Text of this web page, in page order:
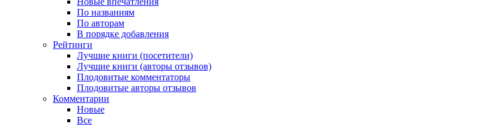
По названиям
По авторам
В порядке добавления
Рейтинги
Лучшие книги (посетители)
Лучшие книги (авторы отзывов)
Плодовитые комментаторы
Плодовитые авторы отзывов
Комментарии
Новые
Все